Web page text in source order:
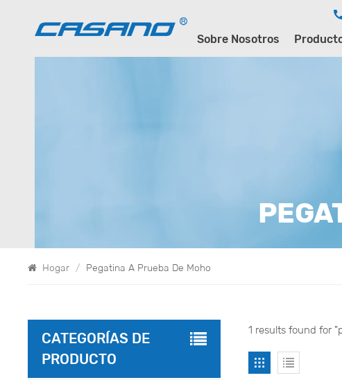
Sobre Nosotros
Hogar / Pegatina A Prueba De Moho
1 results found for
CATEGORÍAS DE
PRODUCTO